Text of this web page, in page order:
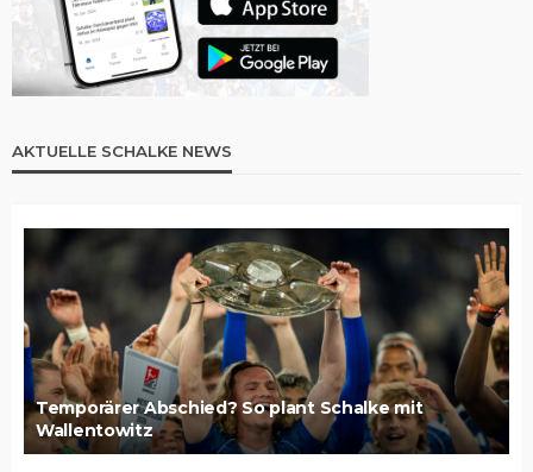
AKTUELLE SCHALKE NEWS
Temporärer Abschied? So plant Schalke mit
Wallentowitz